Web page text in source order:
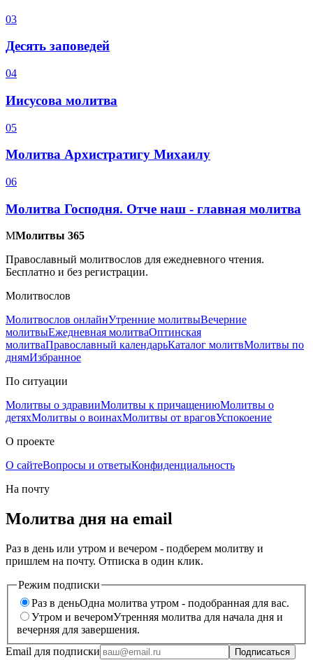
03
Десять заповедей
04
Иисусова молитва
05
Молитва Архистратигу Михаилу
06
Молитва Господня. Отче наш - главная молитва
ММолитвы 365
Православный молитвослов для ежедневного чтения.
Бесплатно и без регистрации.
Молитвослов
Молитвослов онлайнУтренние молитвыВечерние
молитвыЕжедневная молитваОптинская
молитваПравославный календарьКаталог молитвМолитвы по
днямИзбранное
По ситуации
Молитвы о здравииМолитвы к причащениюМолитвы о
детяхМолитвы о воинахМолитвы от враговУспокоение
О проекте
О сайтеВопросы и ответыКонфиденциальность
На почту
Молитва дня на email
Раз в день или утром и вечером - подберем молитву и
пришлем на почту. Отписка в один клик.
Режим подписки
Раз в деньОдна молитва утром - подобранная для вас.
Утром и вечеромУтренняя молитва для начала дня и
вечерняя для завершения.
Email для подписки
Подписаться